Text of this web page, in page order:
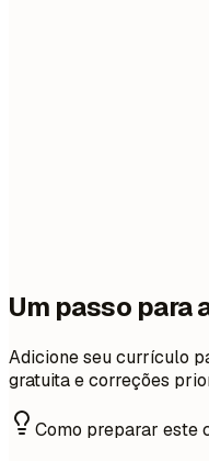
Um passo para
Adicione seu currículo
gratuita e correções
Como preparar este